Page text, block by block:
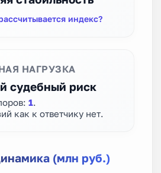
индекс?
НАГРУЗКА
судебный риск
1
как к ответчику нет.
(млн руб.)